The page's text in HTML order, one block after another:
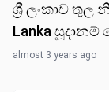
ශ්‍රී ලංකාව තුල
Lanka සූදානම්
almost 3 years ago